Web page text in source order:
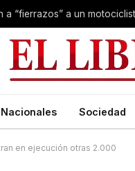
Nacionales Sociedad
en ejecución otras 2.000